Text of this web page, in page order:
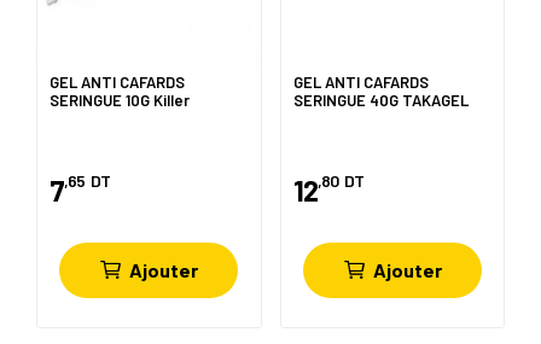
GEL ANTI CAFARDS
SERINGUE 10G Killer
7,65 DT
Ajouter
GEL ANTI CAFARDS
SERINGUE 40G TAKAGEL
12,80 DT
Ajouter